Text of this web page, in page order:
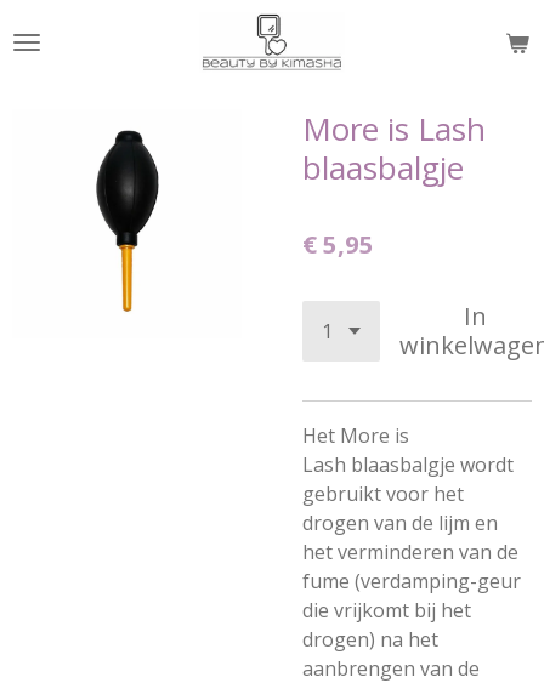
direct
hoofdinhoud
More is Lash
blaasbalgje
€ 5,95
In
Het More is
Lash blaasbalgje wordt
gebruikt voor het
drogen van de lijm en
het verminderen van de
fume (verdamping-geur
die vrijkomt bij het
drogen) na het
aanbrengen van de